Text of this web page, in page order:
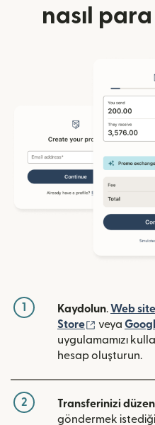
nasıl
1 Kaydolun.Web
Store
(yeni
veya
uygulamamızı
hesap oluşturun.
2 Transferinizi
göndermek